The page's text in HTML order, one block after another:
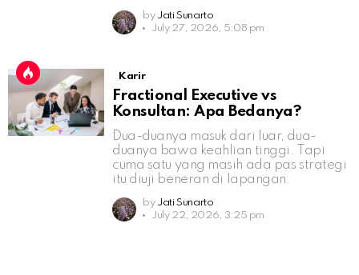
by Jati Sunarto
July 27, 2026, 5:08 pm
Karir
Fractional Executive vs
Konsultan: Apa Bedanya?
Dua-duanya masuk dari luar, dua-
duanya bawa keahlian tinggi. Tapi
cuma satu yang masih ada pas strategi
itu diuji beneran di lapangan.
by Jati Sunarto
July 22, 2026, 3:25 pm